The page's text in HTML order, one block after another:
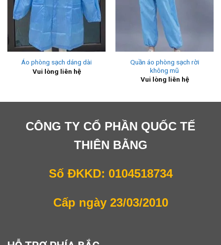
Áo phòng sạch dáng dài
Vui lòng liên hệ
Quần áo phòng sạch rời
không mũ
Vui lòng liên hệ
CÔNG TY CỔ PHẦN QUỐC TẾ
THIÊN BẰNG
Số ĐKKD: 0104518734
Cấp ngày 23/03/2010